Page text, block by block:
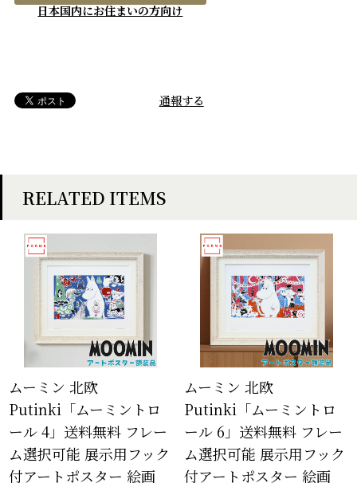
日本国内にお住まいの方向け
通報する
RELATED ITEMS
ムーミン 北欧
Putinki「ムーミントロ
ール 4」送料無料 フレー
ム選択可能 展示用フック
付アートポスター 絵画
ムーミン 北欧
Putinki「ムーミントロ
ール 6」送料無料 フレー
ム選択可能 展示用フック
付アートポスター 絵画